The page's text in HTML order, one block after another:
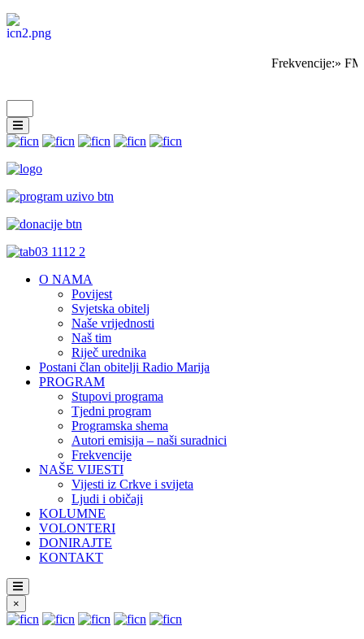
Frekvencije:»
O NAMA
Povijest
Svjetska obitelj
Naše vrijednosti
Naš tim
Riječ urednika
Postani član obitelji Radio Marija
PROGRAM
Stupovi programa
Tjedni program
Programska shema
Autori emisija – naši suradnici
Frekvencije
NAŠE VIJESTI
Vijesti iz Crkve i svijeta
Ljudi i običaji
KOLUMNE
VOLONTERI
DONIRAJTE
KONTAKT
×